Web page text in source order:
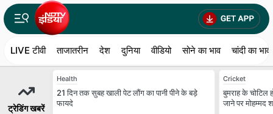
LIVE टीवी ताजातरीन देश दुनिया वीडियो सोने का भाव चांदी का भाव
ट्रेडिंग खबरें
Health
21 दिन तक सुबह खाली पेट लौंग का पानी पीने के बड़े
फायदे
Cricket
बुमराह के चोटिल
जाने पर मोहम्मद